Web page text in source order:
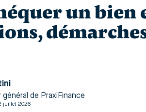
un bien
général de PraxiFinance
juillet 2026